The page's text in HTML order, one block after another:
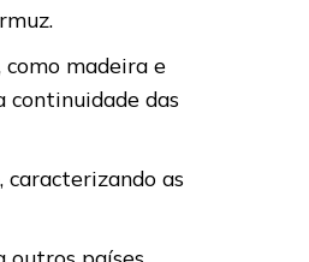
madeira e
continuidade das
as